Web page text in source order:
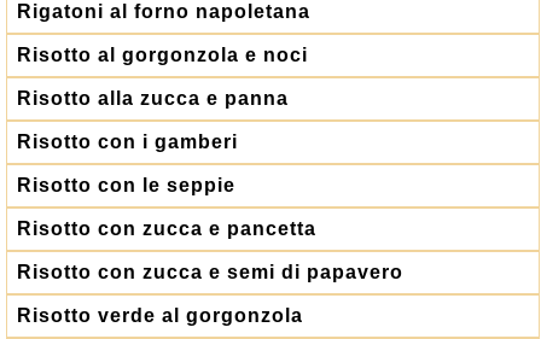
Rigatoni al forno napoletana
Risotto al gorgonzola e noci
Risotto alla zucca e panna
Risotto con i gamberi
Risotto con le seppie
Risotto con zucca e pancetta
Risotto con zucca e semi di papavero
Risotto verde al gorgonzola